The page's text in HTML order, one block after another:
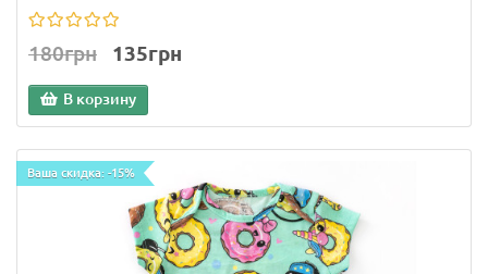
180грн 135грн
В корзину
Ваша скидка: -15%